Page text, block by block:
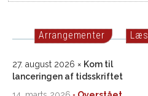
Arrangementer
27. august 2026
Kom til
lanceringen af tidsskriftet